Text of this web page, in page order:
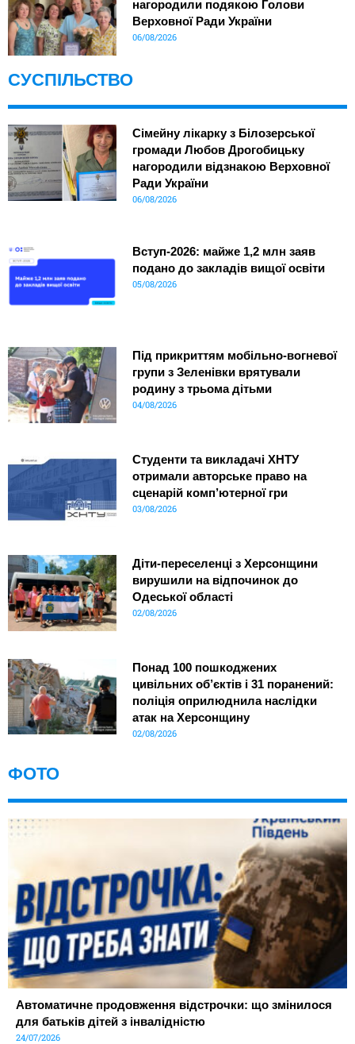
нагородили подякою Голови
Верховної Ради України
06/08/2026
СУСПІЛЬСТВО
Сімейну лікарку з Білозерської
громади Любов Дрогобицьку
нагородили відзнакою Верховної
Ради України
06/08/2026
Вступ-2026: майже 1,2 млн заяв
подано до закладів вищої освіти
05/08/2026
Під прикриттям мобільно-вогневої
групи з Зеленівки врятували
родину з трьома дітьми
04/08/2026
Студенти та викладачі ХНТУ
отримали авторське право на
сценарій комп’ютерної гри
03/08/2026
Діти-переселенці з Херсонщини
вирушили на відпочинок до
Одеської області
02/08/2026
Понад 100 пошкоджених
цивільних об’єктів і 31 поранений:
поліція оприлюднила наслідки
атак на Херсонщину
02/08/2026
ФОТО
Автоматичне продовження відстрочки: що змінилося
для батьків дітей з інвалідністю
24/07/2026